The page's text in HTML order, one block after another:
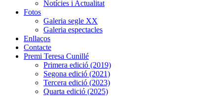
Notícies i Actualitat
Fotos
Galeria segle XX
Galeria espectacles
Enllaços
Contacte
Premi Teresa Cunillé
Primera edició (2019)
Segona edició (2021)
Tercera edició (2023)
Quarta edició (2025)